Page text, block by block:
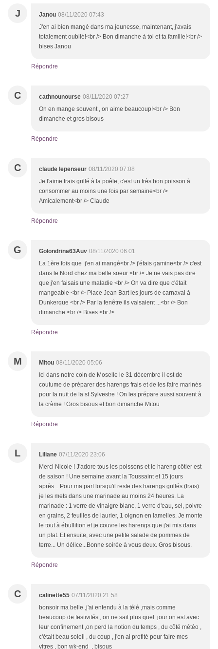
J Janou 08/11/2020 07:43
J'en ai bien mangé dans ma jeunesse, maintenant, j'avais
totalement oublié!<br /> Bon dimanche à toi et ta famille!<br />
bises Janou
Répondre
C cathnounourse 08/11/2020 07:27
On en mange souvent , on aime beaucoup!<br /> Bon
dimanche et gros bisous
Répondre
C claude lepenseur 08/11/2020 07:08
Je l'aime frais grillé à la poêle, c'est un très bon poisson à
consommer au moins une fois par semaine<br />
Amicalement<br /> Claude
Répondre
G Golondrina63Auv 08/11/2020 06:01
La 1ère fois que j'en ai mangé<br /> j'étais gamine<br /> c'est
dans le Nord chez ma belle soeur <br /> Je ne vais pas dire
que j'en faisais une maladie <br /> On va dire que c'était
mangeable <br /> Place Jean Bart les jours de carnaval à
Dunkerque <br /> Par la fenêtre ils valsaient ...<br /> Bon
dimanche <br /> Bises <br />
Répondre
M Mitou 08/11/2020 05:06
Ici dans notre coin de Moselle le 31 décembre il est de
coutume de préparer des harengs frais et de les faire marinés
pour la nuit de la st Sylvestre ! On les prépare aussi souvent à
la crème ! Gros bisous et bon dimanche Mitou
Répondre
L Liliane 07/11/2020 23:06
Merci Nicole ! J'adore tous les poissons et le hareng côtier est
de saison ! Une semaine avant la Toussaint et 15 jours
après... Pour ma part lorsqu'il reste des harengs grillés (frais)
je les mets dans une marinade au moins 24 heures. La
marinade : 1 verre de vinaigre blanc, 1 verre d'eau, sel, poivre
en grains, 2 feuilles de laurier, 1 oignon en lamelles. Je monte
le tout à ébullition et je couvre les harengs que j'ai mis dans
un plat. Et ensuite, avec une petite salade de pommes de
terre... Un délice...Bonne soirée à vous deux. Gros bisous.
Répondre
C calinette55 07/11/2020 21:58
bonsoir ma belle ,j'ai entendu à la télé ,mais comme
beaucoup de festivités , on ne sait plus quel jour on est avec
leur confinement ,on perd la notion du temps , du côté météo ,
c'était beau soleil , du coup , j'en ai profité pour faire mes
vitres , bon wk-end , bisous